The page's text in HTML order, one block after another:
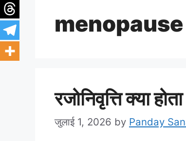
रजोनिवृत्ति क्या
जुलाई 1, 2026 by Panday